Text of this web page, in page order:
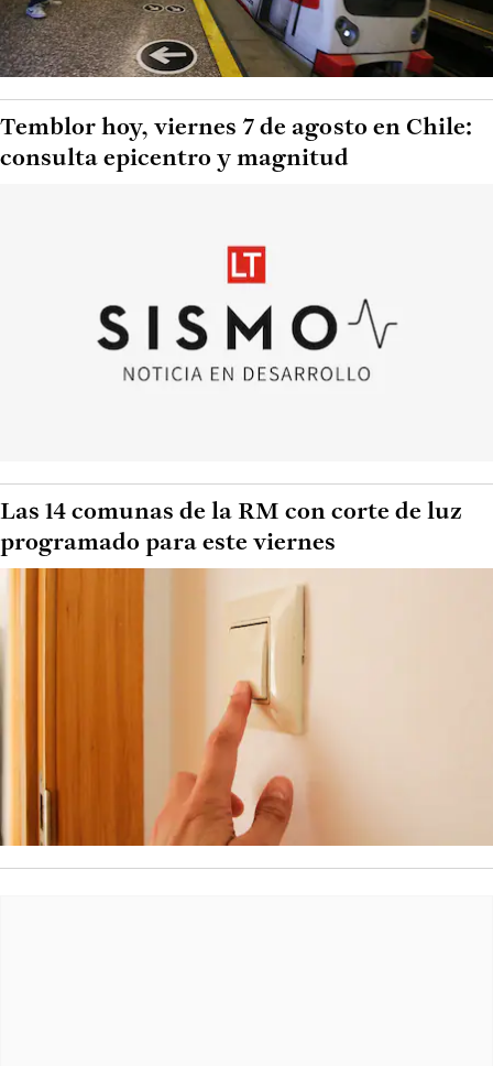
Temblor hoy, viernes 7 de agosto en Chile:
consulta epicentro y magnitud
Las 14 comunas de la RM con corte de luz
programado para este viernes